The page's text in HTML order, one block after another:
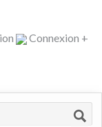
Connexion +